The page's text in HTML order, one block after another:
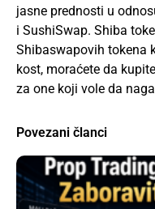
jasne prednosti u
i SushiSwap. Shiba
Shibaswapovih tokena
kost, moraćete da
za one koji vole da
Povezani članci